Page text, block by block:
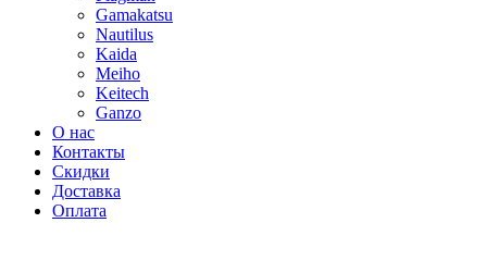
Gamakatsu
Nautilus
Kaida
Meiho
Keitech
Ganzo
О нас
Контакты
Скидки
Доставка
Оплата